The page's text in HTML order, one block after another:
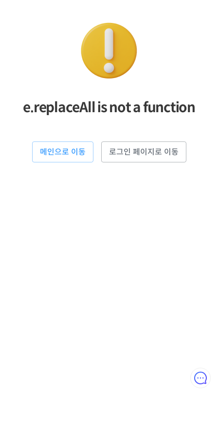
e.replaceAll is not a function
메인으로 이동 로그인 페이지로 이동